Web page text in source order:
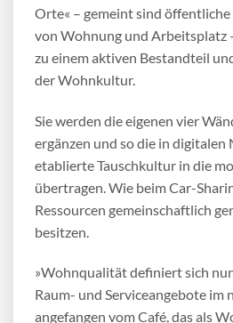
Orte« – gemeint sind
von Wohnung und Arbeitsplatz
zu einem aktiven Bestandteil
der Wohnkultur.
Sie werden die eigenen vier
ergänzen und so die in digitalen
etablierte Tauschkultur in die
übertragen. Wie beim Car-
Ressourcen gemeinschaftlich
besitzen.
»Wohnqualität definiert sich
Raum- und Serviceangebote im
angefangen vom Café, das als